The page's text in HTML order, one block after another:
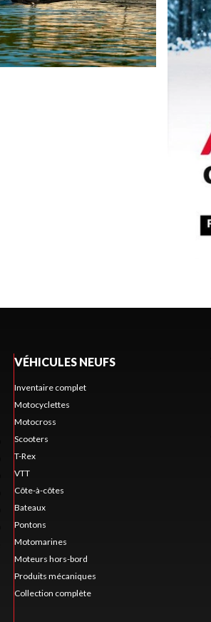
VÉHICULES NEUFS
Inventaire complet
Motocyclettes
Motocross
Scooters
T-Rex
VTT
Côte-à-côtes
Bateaux
Pontons
Motomarines
Moteurs hors-bord
Produits mécaniques
Collection complète